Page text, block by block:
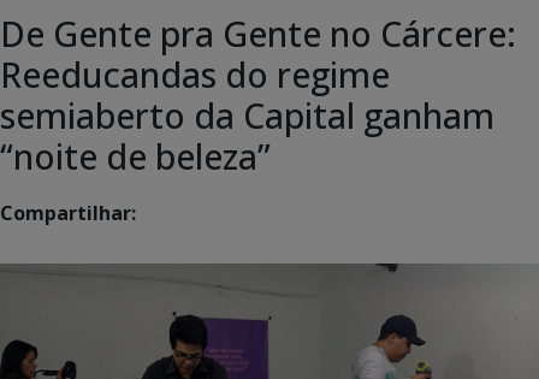
De Gente pra Gente no Cárcere:
Reeducandas do regime
semiaberto da Capital ganham
“noite de beleza”
Compartilhar: